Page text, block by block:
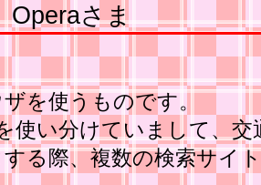
さま
を使うものです。
使い分けていまして、交
する際、複数の検索サ